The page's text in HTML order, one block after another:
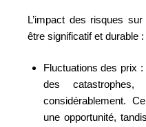
L’impact des risques
être significatif et durable :
Fluctuations des prix
des
considérablement.
une opportunité,